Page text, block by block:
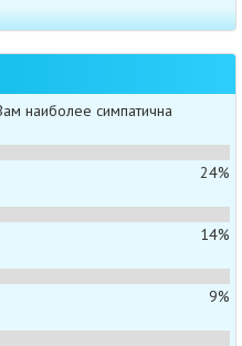
наиболее симпатична
24%
14%
9%